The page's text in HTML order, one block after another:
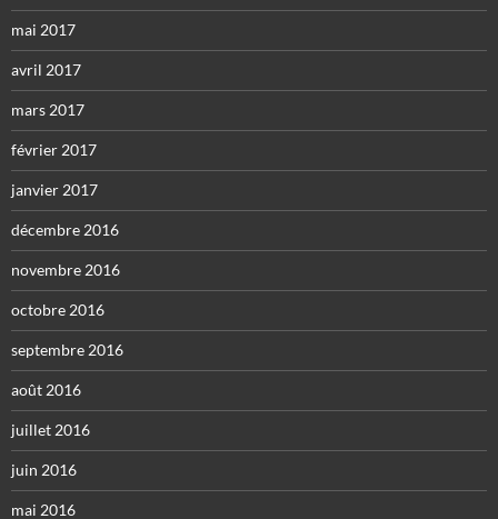
mai 2017
avril 2017
mars 2017
février 2017
janvier 2017
décembre 2016
novembre 2016
octobre 2016
septembre 2016
août 2016
juillet 2016
juin 2016
mai 2016